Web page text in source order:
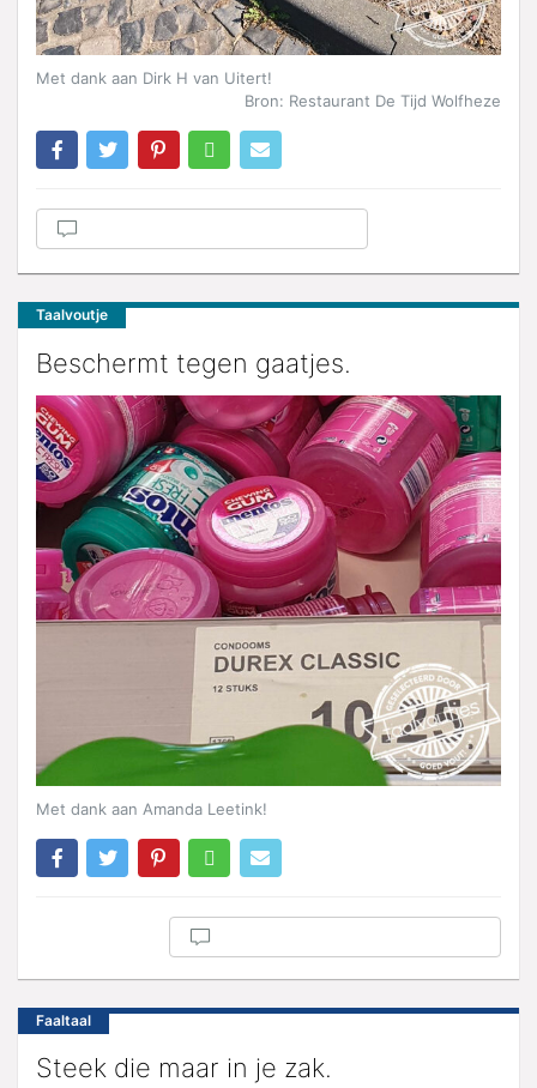
Met dank aan Dirk H van Uitert!
Bron: Restaurant De Tijd Wolfheze
Taalvoutje
Beschermt tegen gaatjes.
Met dank aan Amanda Leetink!
Faaltaal
Steek die maar in je zak.